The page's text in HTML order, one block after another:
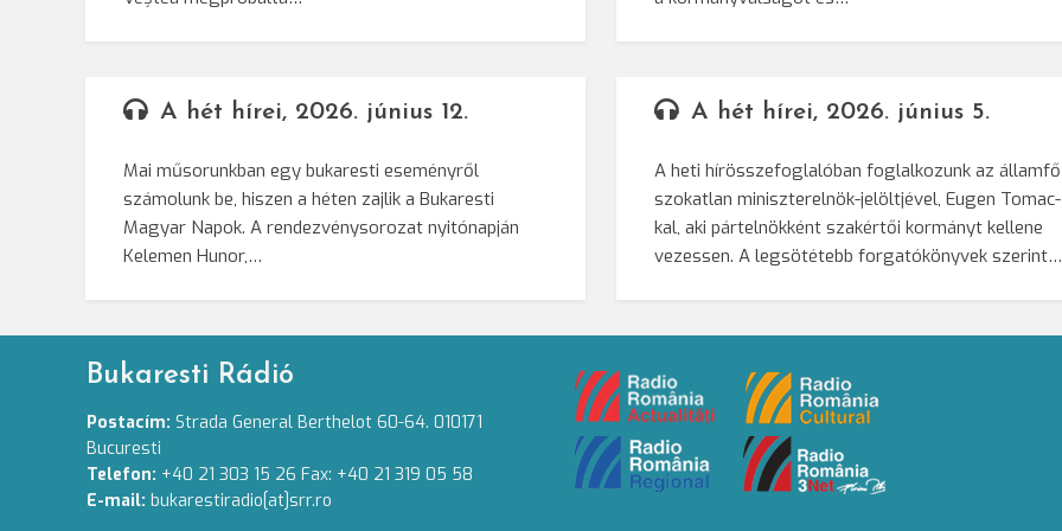
A hét hírei, 2026. június 12.
Mai műsorunkban egy bukaresti eseményről
számolunk be, hiszen a héten zajlik a Bukaresti
Magyar Napok. A rendezvénysorozat nyitónapján
Kelemen Hunor,…
A hét hírei, 2026. június 5.
A heti hírösszefoglalóban foglalkozunk az államfő
szokatlan miniszterelnök-jelöltjével, Eugen Tomac-
kal, aki pártelnökként szakértői kormányt kellene
vezessen. A legsötétebb forgatókönyvek szerint…
Bukaresti Rádió
Postacím: Strada General Berthelot 60-64. 010171
Bucuresti
Telefon: +40 21 303 15 26 Fax: +40 21 319 05 58
E-mail: bukarestiradio[at]srr.ro